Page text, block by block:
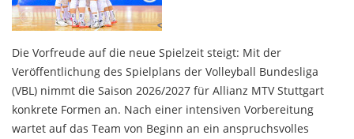
Die Vorfreude auf die neue Spielzeit steigt: Mit der
Veröffentlichung des Spielplans der Volleyball Bundesliga
(VBL) nimmt die Saison 2026/2027 für Allianz MTV Stuttgart
konkrete Formen an. Nach einer intensiven Vorbereitung
wartet auf das Team von Beginn an ein anspruchsvolles